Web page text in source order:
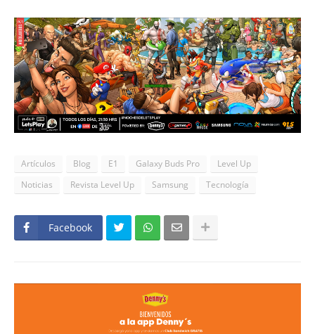
Artículos Blog E1 Galaxy Buds Pro
Level Up
Noticias
Revista Level Up Samsung Tecnología
Facebook